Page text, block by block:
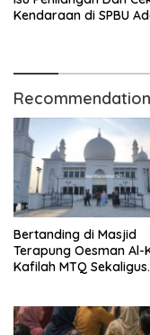
Kendaraan di SPBU
Bertanding di Masjid
Terapung Oesman Al-
Kafilah MTQ Sekaligus